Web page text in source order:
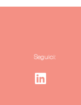
Seguici: